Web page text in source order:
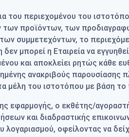
του περιεχομένου του
προϊόντων, των
συμμετεχόντων, το
μπορεί η Εταιρεία να
και αποκλείει ρητώς κάθε
ανακριβούς παρουσίασης
μέλη του ιστοτόπου με βάση το
εφαρμογής, ο εκθέτης/
και διαδραστικής
οφείλοντας να